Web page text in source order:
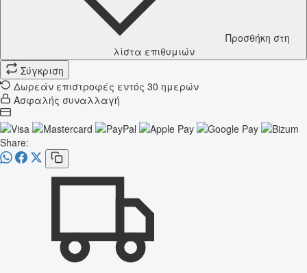
Προσθήκη στη
λίστα επιθυμιών
Σύγκριση
Δωρεάν επιστροφές εντός 30 ημερών
Ασφαλής συναλλαγή
Share: